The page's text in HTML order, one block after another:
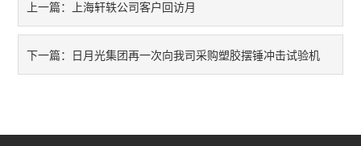
橡塑胶类仪器
上一篇： 上海轩轶公司客户回访月
下一篇： 日月光集团再一次向我司采购塑胶摆锤冲击试验机